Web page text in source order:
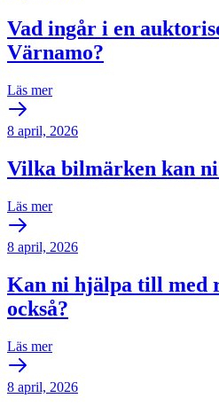
Vad ingår i en
Värnamo?
Läs mer
8 april, 2026
Vilka bilmärken kan
Läs mer
8 april, 2026
Kan ni hjälpa till med
också?
Läs mer
8 april, 2026